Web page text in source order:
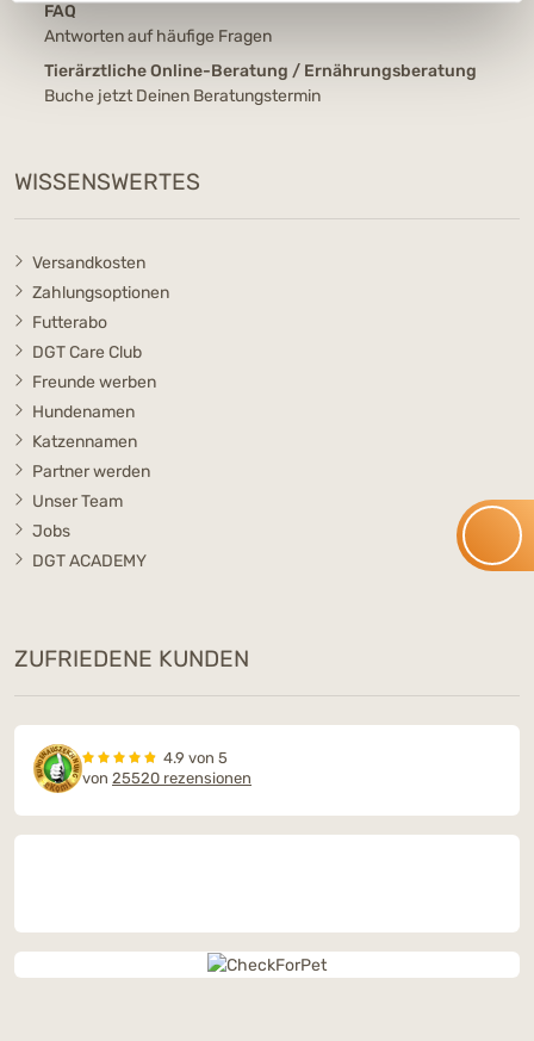
FAQ
Antworten auf häufige Fragen
Tierärztliche Online-Beratung / Ernährungsberatung
Buche jetzt Deinen Beratungstermin
WISSENSWERTES
Versandkosten
Zahlungsoptionen
Futterabo
DGT Care Club
Freunde werben
Hundenamen
Katzennamen
Partner werden
Unser Team
Jobs
DGT ACADEMY
ZUFRIEDENE KUNDEN
4.9 von 5
von 25520 rezensionen